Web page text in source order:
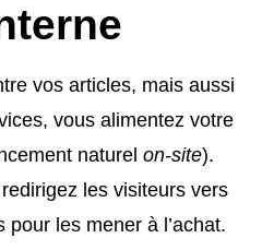
vos articles, mais aussi
vous alimentez votre
naturel on-site).
les visiteurs vers
les mener à l’achat.